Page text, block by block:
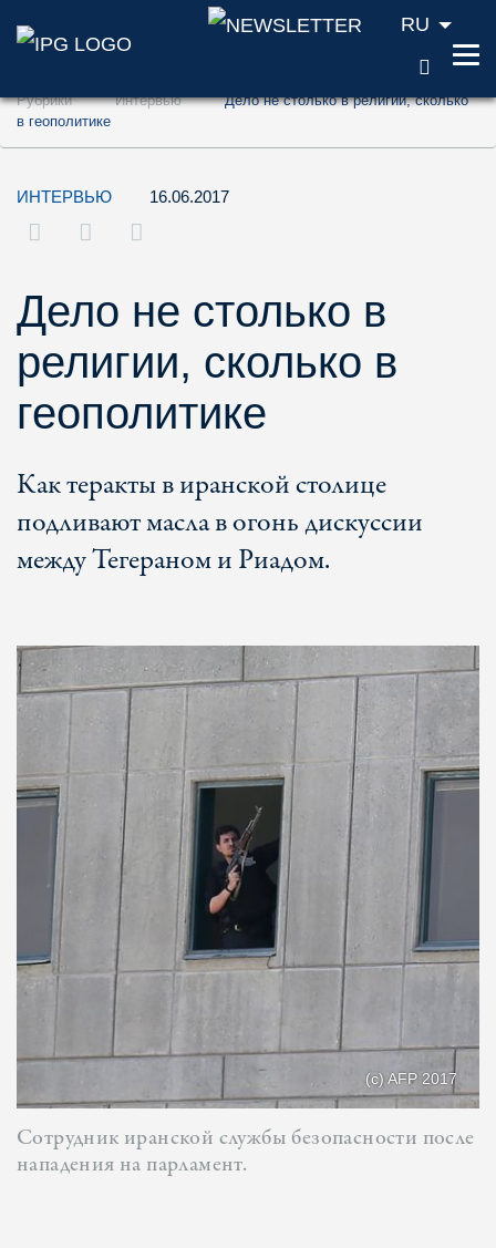
Перейти к содержанию (ключ доступа
Перейти к поиску (ключ доступа '2')
RU
Рубрики Интервью
Дело не столько в религии, сколько
в геополитике
ИНТЕРВЬЮ 16.06.2017
Дело не столько в
религии, сколько в
геополитике
Как теракты в иранской столице
подливают масла в огонь дискуссии
между Тегераном и Риадом.
(c) AFP 2017
Сотрудник иранской службы безопасности после
нападения на парламент.